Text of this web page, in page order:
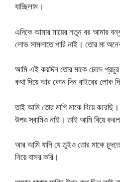
যাচ্ছিলাম।
এদিকে আমার মায়ের নতুন বর আমার
লোভ সামলাতে পারি নাই। তোর মা
আমি এই কয়দিন তোর মাকে চোদে
কথা দিয়ে আর কোন দিন বাইরের লোক
তাই আমি তোর মাগি মাকে বিয়ে
উপর স্বামিও নাই। তাই আমি বিয়ে
আর আমি যানি যে তুইও তোর মাকে
নিয়ে বাসর করি।